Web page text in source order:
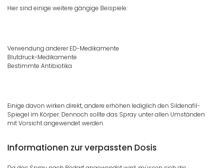
Hier sind einige weitere gängige Beispiele:
Verwendung anderer ED-Medikamente
Blutdruck-Medikamente
Bestimmte Antibiotika
Einige davon wirken direkt, andere erhöhen lediglich den Sildenafil-
Spiegel im Körper. Dennoch sollte das Spray unter allen Umständen
mit Vorsicht angewendet werden.
Informationen zur verpassten Dosis